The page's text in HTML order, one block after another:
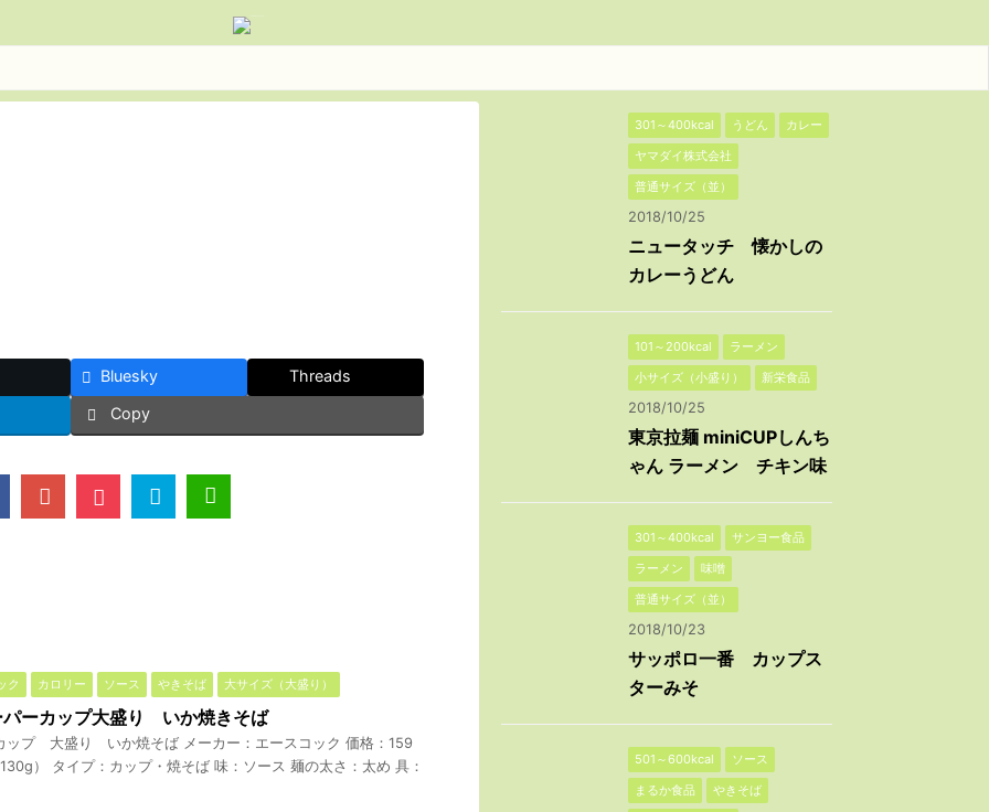
Bluesky
Threads
Copy
ク カロリー ソース やきそば 大サイズ（大盛り）
ーカップ大盛り いか焼きそば
ップ 大盛り いか焼そば メーカー：エースコック 価格：159
） タイプ：カップ・焼そば 味：ソース 麺の太さ：太め 具：
301～400kcal うどん
カレー
ヤマダイ株式会社
普通サイズ（並）
2018/10/25
ニュータッチ 懐かしの
カレーうどん
101～200kcal
ラーメン
小サイズ（小盛り）
新栄食品
2018/10/25
東京拉麺 miniCUPしんち
ゃん ラーメン チキン味
301～400kcal
サンヨー食品
ラーメン
味噌
普通サイズ（並）
2018/10/23
サッポロ一番 カップス
ターみそ
501～600kcal
ソース
まるか食品
やきそば